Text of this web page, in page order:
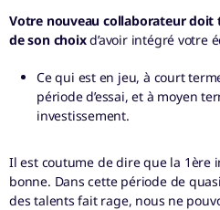
Votre nouveau collaborateur
de son choixd’avoir intégré votre
Ce qui est en jeu, à court
période d’essai, et à moyen
investissement.
Il est coutume de dire que la 1ère
bonne. Dans cette période de
des talents fait rage, nous ne